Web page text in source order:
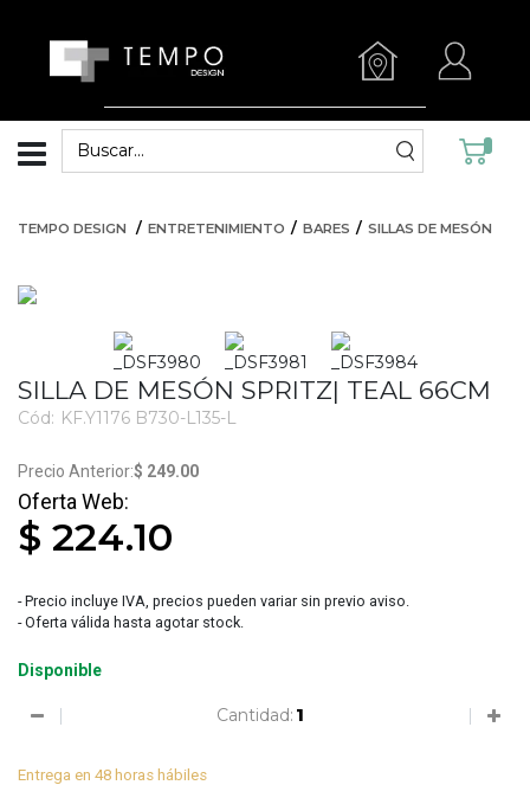
TEMPO DESIGN ENTRETENIMIENTO BARES SILLAS DE MESÓN
SILLA DE MESÓN SPRITZ| TEAL 66CM
Cód: KF.Y1176 B730-L135-L
$ 249.00
$ 224.10
- Precio incluye IVA, precios pueden variar sin previo aviso.
- Oferta válida hasta agotar stock.
Disponible
Cantidad:
Entrega en 48 horas hábiles